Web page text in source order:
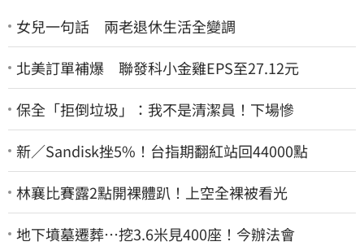
女兒一句話 兩老退休生活全變調
北美訂單補爆 聯發科小金雞EPS至27.12元
保全「拒倒垃圾」：我不是清潔員！下場慘
新／Sandisk挫5%！台指期翻紅站回44000點
林襄比賽露2點開裸體趴！上空全裸被看光
地下墳墓遷葬…挖3.6米見400座！今辦法會